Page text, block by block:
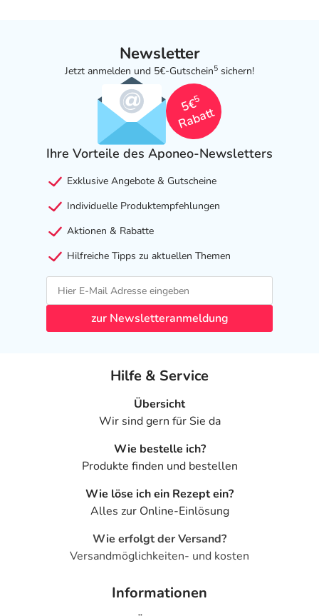
Newsletter
Jetzt anmelden und 5€-Gutschein5 sichern!
5€
5
Rabatt
Ihre Vorteile des Aponeo-Newsletters
Exklusive Angebote & Gutscheine
Individuelle Produktempfehlungen
Aktionen & Rabatte
Hilfreiche Tipps zu aktuellen Themen
zur Newsletteranmeldung
Hilfe & Service
Übersicht
Wir sind gern für Sie da
Wie bestelle ich?
Produkte finden und bestellen
Wie löse ich ein Rezept ein?
Alles zur Online-Einlösung
Wie erfolgt der Versand?
Versandmöglichkeiten- und kosten
Informationen